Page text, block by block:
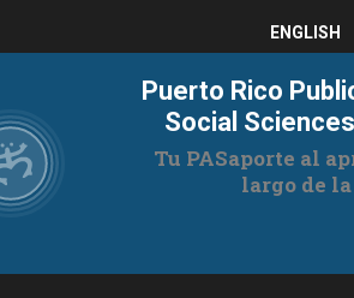
ENGLISH
Puerto Rico
Social
Tu PASaporte al
largo de